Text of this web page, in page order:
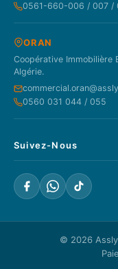
0561-660-006 / 007 /
ORAN
Coopérative Immobilière
Algérie.
0560 031 044 / 055
Suivez-Nous
© 2026